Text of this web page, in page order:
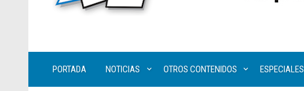
PORTADA NOTICIAS OTROS CONTENIDOS ESPECIALES